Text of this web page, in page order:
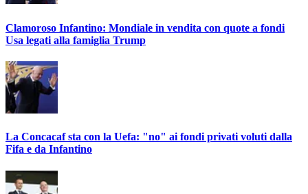
Clamoroso Infantino: Mondiale in vendita con quote a fondi
Usa legati alla famiglia Trump
La Concacaf sta con la Uefa: "no" ai fondi privati voluti dalla
Fifa e da Infantino